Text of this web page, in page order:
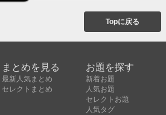
Topに戻る
まとめを見る
最新人気まとめ
セレクトまとめ
お題を探す
新着お題
人気お題
セレクトお題
人気タグ